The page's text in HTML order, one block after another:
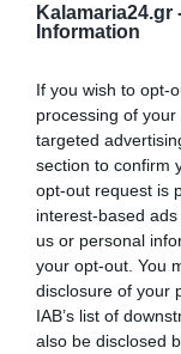
Kalamaria24.gr
Information
If you wish to opt-
processing of
targeted
section to confirm
opt-out request is
interest-based
us or personal
your opt-out. You
disclosure of your
IAB’s list of
also be disclosed